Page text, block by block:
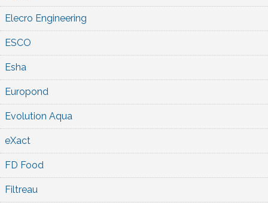
Elecro Engineering
ESCO
Esha
Europond
Evolution Aqua
eXact
FD Food
Filtreau